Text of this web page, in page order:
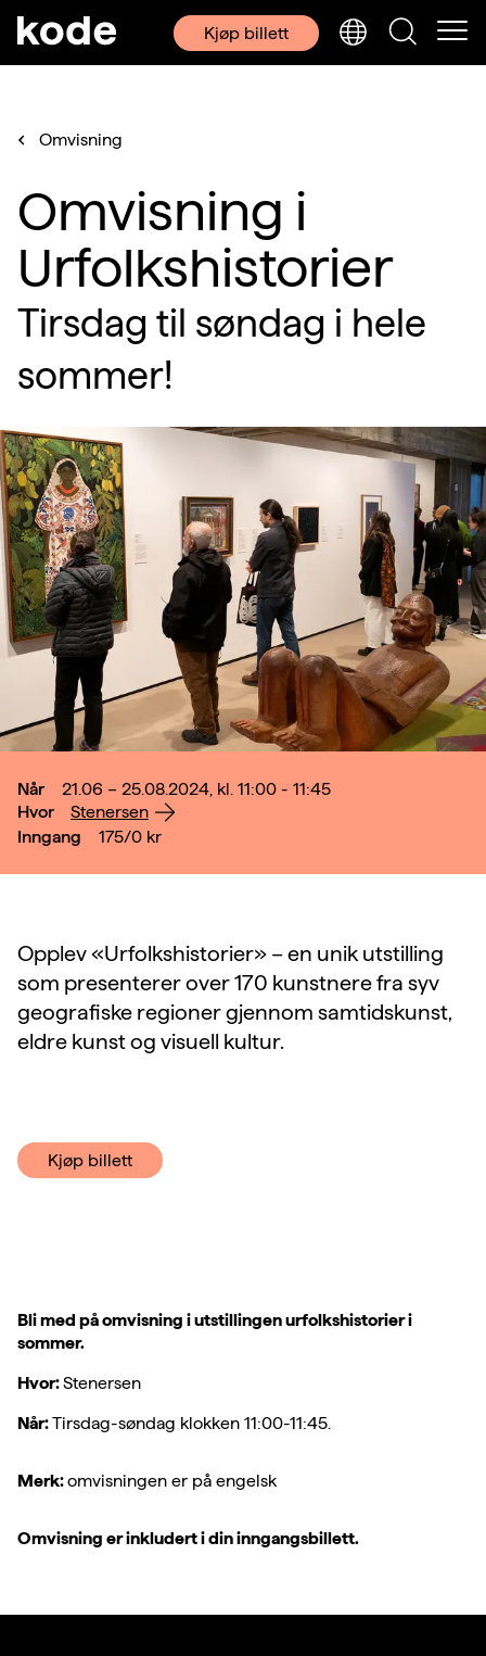
Kjøp billett
Omvisning
Omvisning i
Urfolkshistorier
Tirsdag til søndag i hele
sommer!
Når
21.06 – 25.08.2024, kl. 11:00 - 11:45
Hvor
Stenersen
Inngang
175/0 kr
Opplev «Urfolkshistorier» – en unik utstilling
som presenterer over 170 kunstnere fra syv
geografiske regioner gjennom samtidskunst,
eldre kunst og visuell kultur.
Kjøp billett
Bli med på omvisning i utstillingen urfolkshistorier i
sommer.
Hvor:Stenersen
Når:Tirsdag-søndag klokken 11:00-11:45.
Merk:omvisningen er på engelsk
Omvisning er inkludert i din inngangsbillett.